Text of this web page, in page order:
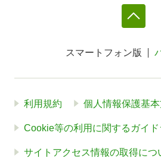
スマートフォン版
利用規約 個人情報保護基
Cookie等の利用に関するガイド
サイトアクセス情報の取得につ